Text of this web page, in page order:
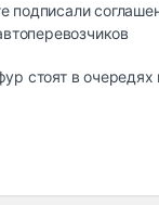
подписали
стоят в очередях